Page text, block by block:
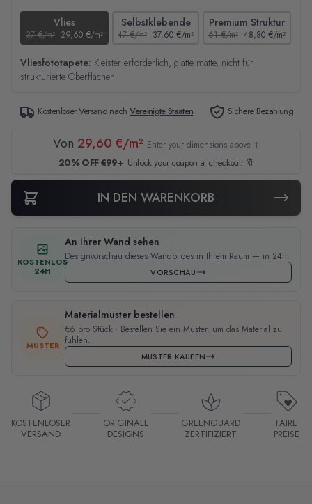
Vlies
37 €/m² 29,60 €/m²
Selbstklebende
47 €/m² 37,60 €/m²
Premium Struktur
61 €/m² 48,80 €/m²
Vliesfototapete: Kleister erforderlich, glatte matte, nicht für
strukturierte Oberflächen
Kostenloser Versand nachVereinigte Staaten Sichere Bezahlung
Von 29,60 €/m² Enter your dimensions above ↑
20% OFF €99+ Unlock your coupon at checkout! 🔖
IN DEN WARENKORB
KOSTENLOS
24H
An Ihrer Wand sehen
Designvorschau dieses Wandbildes in Ihrem Raum — in 24h.
VORSCHAU
MUSTER
Materialmuster bestellen
€6 pro Stück · Bestellen Sie ein Muster, um das Material zu
fühlen.
MUSTER KAUFEN
KOSTENLOSER
VERSAND
ORIGINALE
DESIGNS
GREENGUARD
ZERTIFIZIERT
FAIRE
PREISE